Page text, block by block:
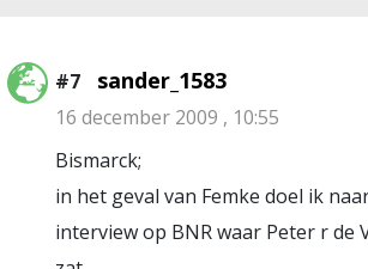
#7 sander_1583
16 december 2009 , 10:55
Bismarck;
in het geval van Femke doel ik
interview op BNR waar Peter r de